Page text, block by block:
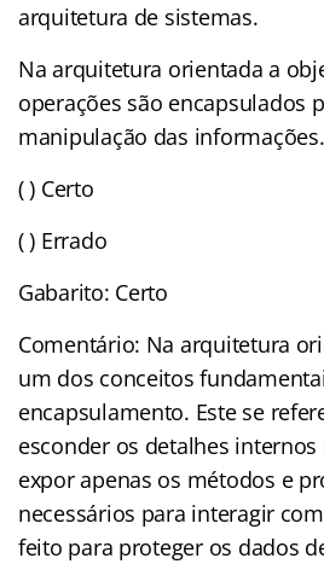
arquitetura de sistemas.
Na arquitetura orientada a
operações são encapsulados
manipulação das informações.
( ) Certo
( ) Errado
Gabarito: Certo
Comentário: Na arquitetura
um dos conceitos
encapsulamento. Este se
esconder os detalhes
expor apenas os métodos e
necessários para interagir
feito para proteger os dados